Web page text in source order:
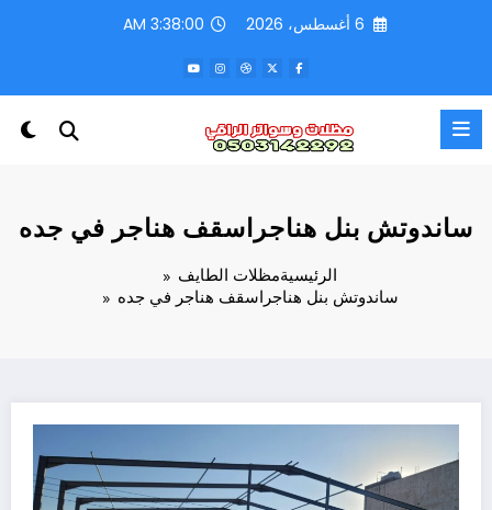
6 أغسطس، 2026 3:38:02 AM
ساندوتش بنل هناجراسقف هناجر في جده
الرئيسيةمظلات الطايف
ساندوتش بنل هناجراسقف هناجر في جده